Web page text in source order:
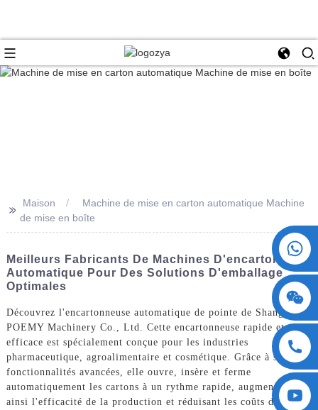
>>
Maison
Machine de mise en carton automatique Machine
de mise en boîte
Meilleurs Fabricants De Machines D'encartonnage
Automatique Pour Des Solutions D'emballage
Optimales
Découvrez l'encartonneuse automatique de pointe de ShangHai
POEMY Machinery Co., Ltd. Cette encartonneuse rapide et
efficace est spécialement conçue pour les industries
pharmaceutique, agroalimentaire et cosmétique. Grâce à ses
fonctionnalités avancées, elle ouvre, insère et ferme
automatiquement les cartons à un rythme rapide, augmentant
ainsi l'efficacité de la production et réduisant les coûts de main-